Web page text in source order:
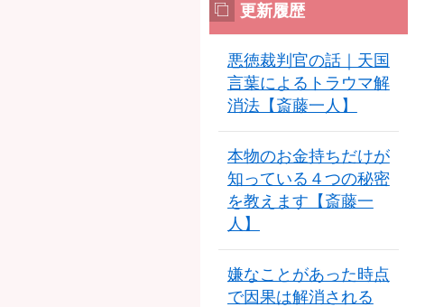
更新履歴
悪徳裁判官の話｜天国
言葉によるトラウマ解
消法【斎藤一人】
本物のお金持ちだけが
知っている４つの秘密
を教えます【斎藤一
人】
嫌なことがあった時点
で因果は解消される